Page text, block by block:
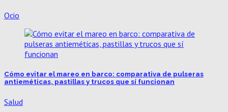
Ocio
Cómo evitar el mareo en barco: comparativa de pulseras
antieméticas, pastillas y trucos que sí funcionan
Salud